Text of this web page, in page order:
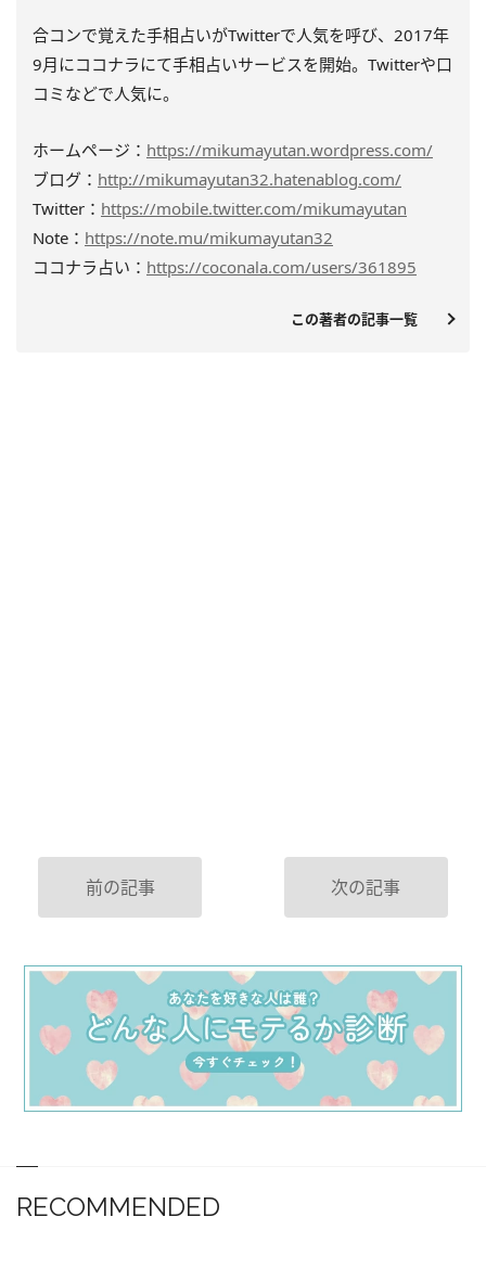
合コンで覚えた手相占いがTwitterで人気を呼び、2017年
9月にココナラにて手相占いサービスを開始。Twitterや口
コミなどで人気に。
ホームページ： https://mikumayutan.wordpress.com/
ブログ： http://mikumayutan32.hatenablog.com/
Twitter： https://mobile.twitter.com/mikumayutan
Note： https://note.mu/mikumayutan32
ココナラ占い： https://coconala.com/users/361895
この著者の記事一覧
前の記事 次の記事
RECOMMENDED